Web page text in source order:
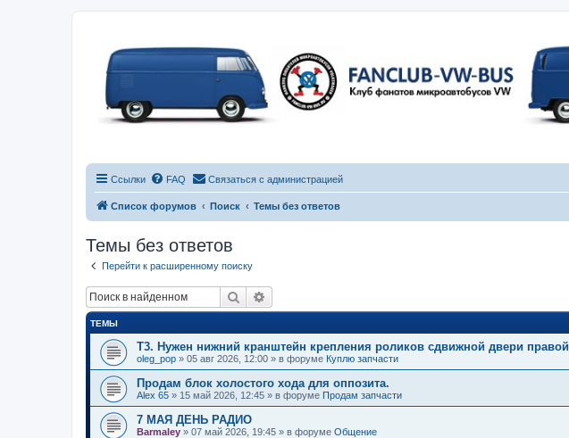
Ссылки FAQ Связаться с администрацией
Список форумов Поиск Темы без ответов
Темы без ответов
Перейти к расширенному поиску
Поиск
ТЕМЫ
Т3. Нужен нижний кранштейн крепления роликов сдвижной двери правой
oleg_pop » 05 авг 2026, 12:00 » в форуме Куплю запчасти
Продам блок холостого хода для оппозита.
Alex 65 » 15 май 2026, 12:45 » в форуме Продам запчасти
7 МАЯ ДЕНЬ РАДИО
Barmaley » 07 май 2026, 19:45 » в форуме Общение